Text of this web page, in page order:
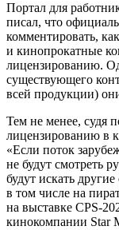
Портал для
писал, что
комментировать,
и кинопрокатные
лицензированию.
существующего
всей продукции)
Тем не менее, судя
лицензированию в
«Если поток
не будут смотреть
будут искать
в том числе на
на выставке CPS-
кинокомпании Star